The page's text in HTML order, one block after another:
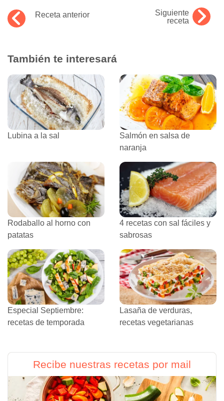
Receta anterior
Siguiente
receta
También te interesará
Lubina a la sal
Salmón en salsa de
naranja
Rodaballo al horno con
patatas
4 recetas con sal fáciles y
sabrosas
Especial Septiembre:
recetas de temporada
Lasaña de verduras,
recetas vegetarianas
Recibe nuestras recetas por mail